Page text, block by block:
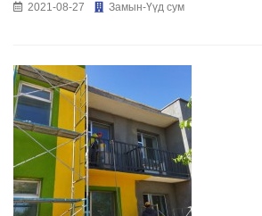
2021-08-27 Замын-Үүд сум